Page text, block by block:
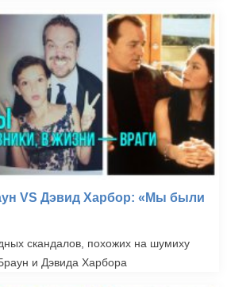
VS Дэвид Харбор: «Мы были
скандалов, похожих на шумиху
и Дэвида Харбора